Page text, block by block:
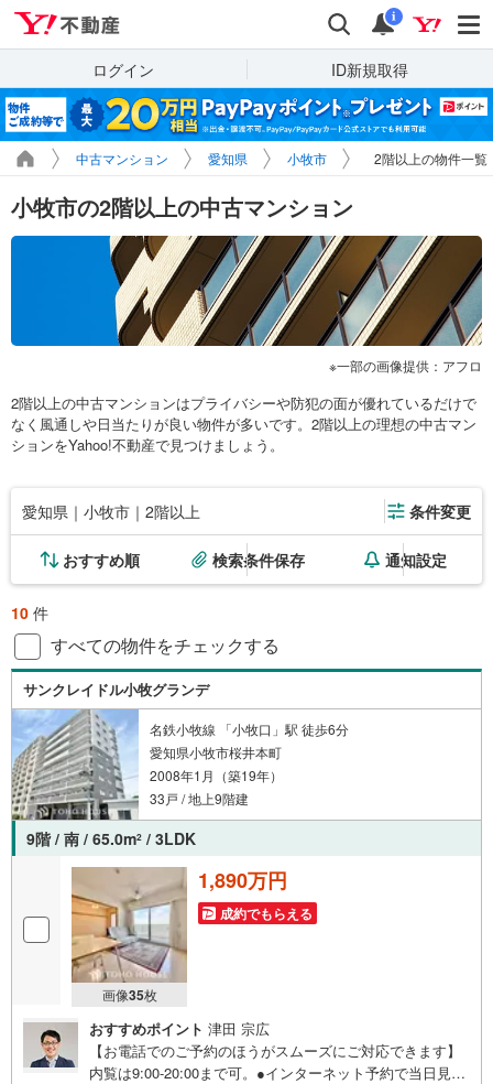
検索 通知
i
ログイン ID新規取得
中古マンション 愛知県 小牧市 2階以上の物件一覧
小牧市の2階以上の中古マンション
一部の画像提供：アフロ
2階以上の中古マンションはプライバシーや防犯の面が優れているだけで
なく風通しや日当たりが良い物件が多いです。2階以上の理想の中古マン
ションをYahoo!不動産で見つけましょう。
愛知県｜小牧市｜2階以上 条件変更
おすすめ順 検索条件保存 通知設定
10 件
すべての物件をチェックする
サンクレイドル小牧グランデ
名鉄小牧線 「小牧口」駅 徒歩6分
愛知県小牧市桜井本町
2008年1月（築19年）
33戸 / 地上9階建
9階 / 南 / 65.0m2 / 3LDK
画像35枚
1,890万円
成約でもらえる
おすすめポイント 津田 宗広
【お電話でのご予約のほうがスムーズにご対応できます】
内覧は9:00-20:00まで可。●インターネット予約で当日見学